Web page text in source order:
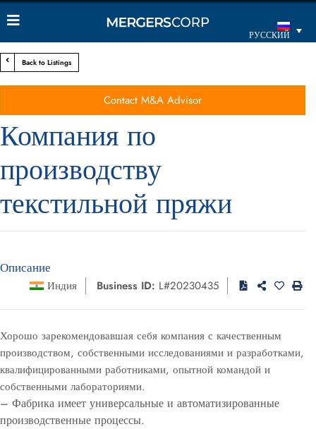
РУССКИЙ
Back to Listings
Contact M&A Advisor
Компания по
производству
текстильной пряжи
Описание
Индия Business ID: L#20230435
Хорошо зарекомендовавшая себя компания с качественным
производством, собственными исследованиями и разработками,
квалифицированными работниками, опытной командой и
собственными лабораториями.
– Фабрика имеет универсальные и автоматизированные
производственные процессы.